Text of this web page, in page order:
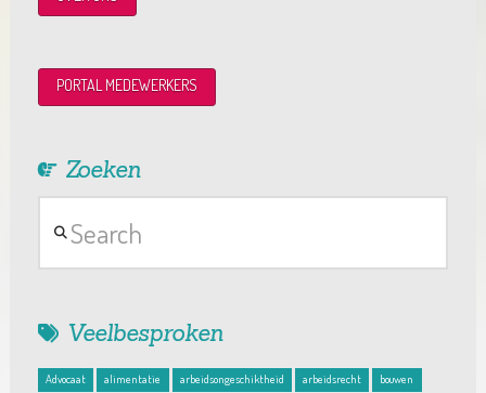
PORTAL MEDEWERKERS
Zoeken
Veelbesproken
Advocaat alimentatie arbeidsongeschiktheid arbeidsrecht bouwen